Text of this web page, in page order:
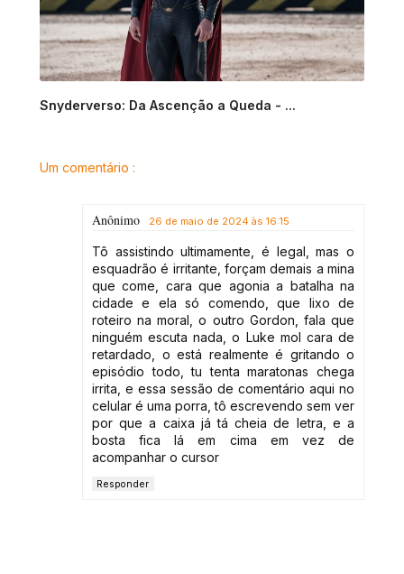
Snyderverso: Da Ascenção a Queda - ...
Um comentário :
Anônimo 26 de maio de 2024 às 16:15
Tô assistindo ultimamente, é legal, mas o
esquadrão é irritante, forçam demais a mina
que come, cara que agonia a batalha na
cidade e ela só comendo, que lixo de
roteiro na moral, o outro Gordon, fala que
ninguém escuta nada, o Luke mol cara de
retardado, o está realmente é gritando o
episódio todo, tu tenta maratonas chega
irrita, e essa sessão de comentário aqui no
celular é uma porra, tô escrevendo sem ver
por que a caixa já tá cheia de letra, e a
bosta fica lá em cima em vez de
acompanhar o cursor
Responder